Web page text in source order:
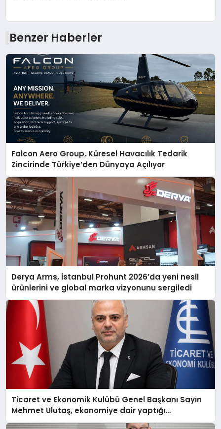
Benzer Haberler
Falcon Aero Group, Küresel Havacılık Tedarik
Zincirinde Türkiye’den Dünyaya Açılıyor
Derya Arms, İstanbul Prohunt 2026’da yeni nesil
ürünlerini ve global marka vizyonunu sergiledi
Ticaret ve Ekonomik Kulübü Genel Başkanı Sayın
Mehmet Ulutaş, ekonomiye dair yaptığı
açıklamada şunları kaydetti: